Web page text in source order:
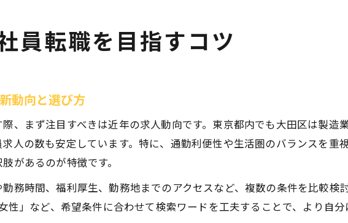
未経験から安心の大田区正社員求人探し
未経験歓迎の大田区正社員求人を見極める方
20代・30代未経験向け大田区正社員求人特集
40代向け大田区正社員転職のポイント解説
50代が挑戦しやすい大田区正社員求人の特徴
員転職を目指すコツ
動向と選び方
、まず注目すべきは近年の求人動向です。東京都内でも大田区は製
人の数も安定しています。特に、通勤利便性や生活圏のバランスを
があるのが特徴です。
務時間、福利厚生、勤務地までのアクセスなど、複数の条件を比較検
性」など、希望条件に合わせて検索ワードを工夫することで、より自分